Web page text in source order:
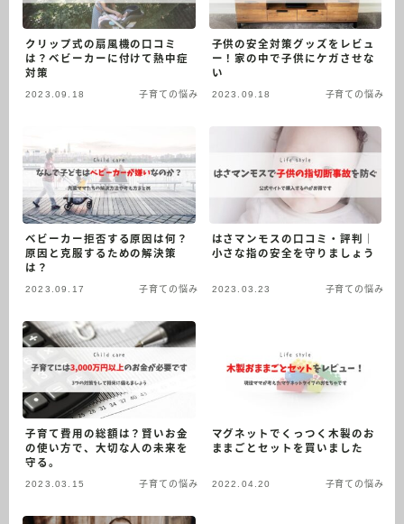
ってきた、30代中堅システムエンジニアです。
システムエンジニア、育児、家事が大好き。仕
事での経験で得た知識や知恵を他の人と共有す
ることが目標です。現在、本業と副業の両立を
目指して奮闘中。スキル・能力の向上と専門分
野の拡大に努めています。能力を最大限に発揮
毎日が学び、成長する機会です。Twitterはメモ
帳扱いしてます。
プロフィールを読む
Twitter Contact
クリップ式の扇風機の口コミ
は？ベビーカーに付けて熱中症
対策
2023.09.18 子育ての悩み
子供の安全対策グッズをレビュ
ー！家の中で子供にケガさせな
い
2023.09.18 子育ての悩み
ベビーカー拒否する原因は何？
原因と克服するための解決策
は？
2023.09.17 子育ての悩み
はさマンモスの口コミ・評判｜
小さな指の安全を守りましょう
2023.03.23 子育ての悩み
子育て費用の総額は？賢いお金
の使い方で、大切な人の未来を
守る。
2023.03.15 子育ての悩み
マグネットでくっつく木製のお
ままごとセットを買いました
2022.04.20 子育ての悩み